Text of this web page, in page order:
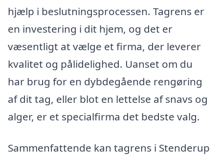
hjælp i beslutningsprocessen. Tagrens er
en investering i dit hjem, og det er
væsentligt at vælge et firma, der leverer
kvalitet og pålidelighed. Uanset om du
har brug for en dybdegående rengøring
af dit tag, eller blot en lettelse af snavs og
alger, er et specialfirma det bedste valg.
Sammenfattende kan tagrens i Stenderup